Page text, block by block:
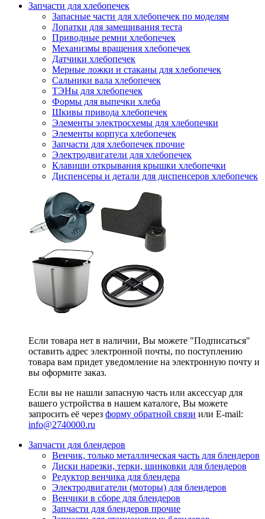
Запчасти для хлебопечек
Запасные части для хлебопечек по моделям
Лопатки для замешивания теста
Приводные ремни хлебопечек
Механизмы вращения хлебопечек
Датчики хлебопечек
Мерные ложки и стаканы для хлебопечек
Сальники вала хлебопечек
ТЭНы для хлебопечек
Формы для выпечки хлеба
Шкивы привода хлебопечек
Элементы электросхемы для хлебопечки
Элементы корпуса хлебопечек
Запчасти для хлебопечек прочие
Электродвигатели для хлебопечек
Клавиши открывания крышки хлебопечки
Диспенсеры и детали для диспенсеров хлебопечек
Если товара нет в наличии, Вы можете "Подписаться"
оставить адрес электронной почты, по поступлению
товара вам придет уведомление на электронную почту и
вы оформите заказ.
Если вы не нашли запасную часть или аксессуар для
вашего устройства в нашем каталоге, Вы можете
запросить её через форму обратной связи или E-mail:
info@2740000.ru
Запчасти для блендеров
Венчик, только металлическая часть для блендеров
Диски нарезки, терки, шинковки для блендеров
Редуктор венчика для блендера
Электродвигатели (моторы) для блендеров
Венчики в сборе для блендеров
Запчасти для блендеров прочие